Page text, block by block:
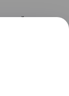
лес